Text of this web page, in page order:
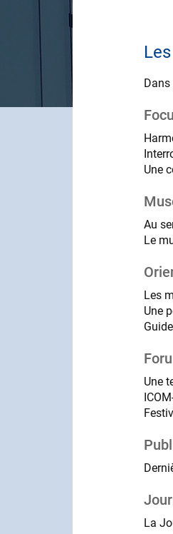
Dans
Une
Au
Le
Les
Une
Une
La